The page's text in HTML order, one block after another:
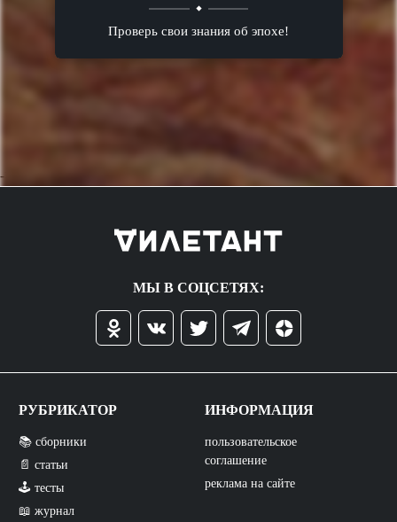
Проверь свои знания об эпохе!
->
МЫ В СОЦСЕТЯХ:
РУБРИКАТОР
📚 сборники
📄 статьи
🕹️ тесты
📖 журнал
ИНФОРМАЦИЯ
пользовательское
соглашение
реклама на сайте